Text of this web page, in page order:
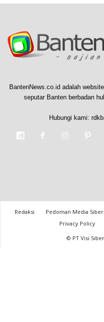
BantenNews.co.id adalah
seputar Banten berbadan
Hubungi kami:
Redaksi Pedoman Media Siber
Privacy Policy
© PT Visi